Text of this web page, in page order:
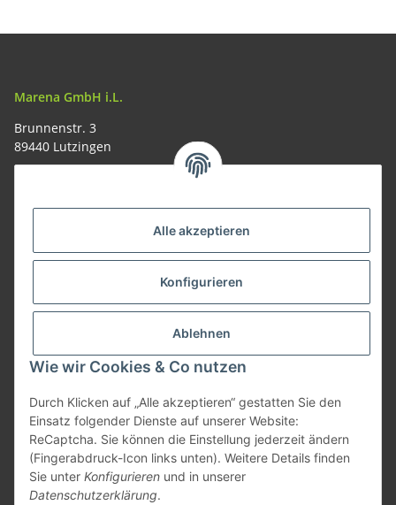
Alle akzeptieren
Konfigurieren
Ablehnen
Wie wir Cookies & Co nutzen
Durch Klicken auf „Alle akzeptieren“ gestatten Sie den
Einsatz folgender Dienste auf unserer Website:
ReCaptcha. Sie können die Einstellung jederzeit ändern
(Fingerabdruck-Icon links unten). Weitere Details finden
Sie unter Konfigurieren und in unserer
Datenschutzerklärung.
Marena GmbH i.L.
Brunnenstr. 3
89440 Lutzingen
Vertrag widerrufen
* Alle Preise inkl. gesetzlicher USt., zzgl.Versand